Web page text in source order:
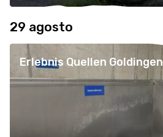
29 agosto
Erlebnis Quellen Goldingen